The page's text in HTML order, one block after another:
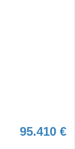
95.410 €